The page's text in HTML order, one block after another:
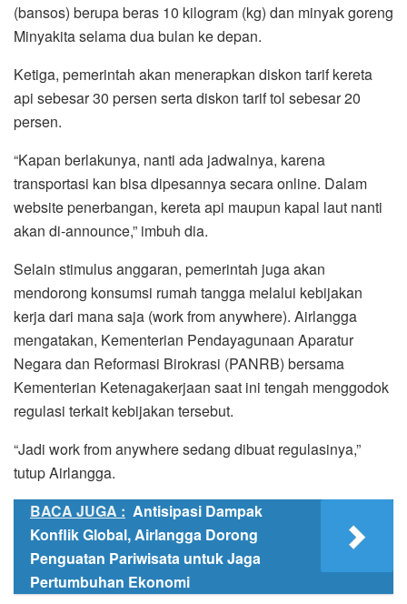
(bansos) berupa beras 10 kilogram (kg) dan minyak goreng
Minyakita selama dua bulan ke depan.
Ketiga, pemerintah akan menerapkan diskon tarif kereta
api sebesar 30 persen serta diskon tarif tol sebesar 20
persen.
“Kapan berlakunya, nanti ada jadwalnya, karena
transportasi kan bisa dipesannya secara online. Dalam
website penerbangan, kereta api maupun kapal laut nanti
akan di-announce,” imbuh dia.
Selain stimulus anggaran, pemerintah juga akan
mendorong konsumsi rumah tangga melalui kebijakan
kerja dari mana saja (work from anywhere). Airlangga
mengatakan, Kementerian Pendayagunaan Aparatur
Negara dan Reformasi Birokrasi (PANRB) bersama
Kementerian Ketenagakerjaan saat ini tengah menggodok
regulasi terkait kebijakan tersebut.
“Jadi work from anywhere sedang dibuat regulasinya,”
tutup Airlangga.
BACA JUGA : Antisipasi Dampak
Konflik Global, Airlangga Dorong
Penguatan Pariwisata untuk Jaga
Pertumbuhan Ekonomi